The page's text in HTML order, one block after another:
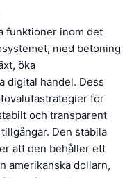
funktioner inom det
med betoning
öka
digital handel. Dess
för
och transparent
Den stabila
att den behåller ett
amerikanska dollarn,